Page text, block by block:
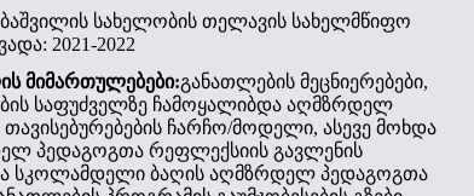
სახელობის თელავის სახელმწიფო
2021-2022
მიმართულებები:განათლების მეცნიერებები,
საფუძველზე ჩამოყალიბდა აღმზრდელ
ჩარჩო/მოდელი, ასევე მოხდა
პედაგოგთა რეფლექსიის გავლენის
სკოლამდელი ბაღის აღმზრდელ პედაგოგთა